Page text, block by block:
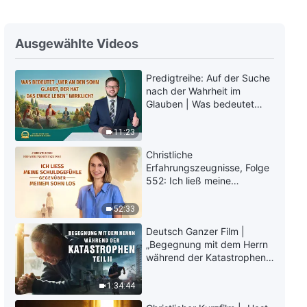
Ausgewählte Videos
11:23
Predigtreihe: Auf der Suche
nach der Wahrheit im
Glauben | Was bedeutet
52:33
Christliche
Erfahrungszeugnisse, Folge
552: Ich ließ meine
1:34:44
Deutsch Ganzer Film |
„Begegnung mit dem Herrn
während der Katastrophen“